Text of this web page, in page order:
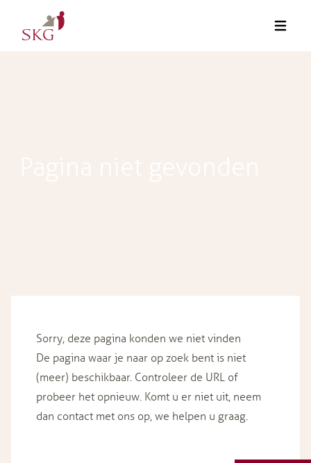
Sorry, deze pagina konden we niet vinden
De pagina waar je naar op zoek bent is niet
(meer) beschikbaar. Controleer de URL of
probeer het opnieuw. Komt u er niet uit, neem
dan contact met ons op, we helpen u graag.